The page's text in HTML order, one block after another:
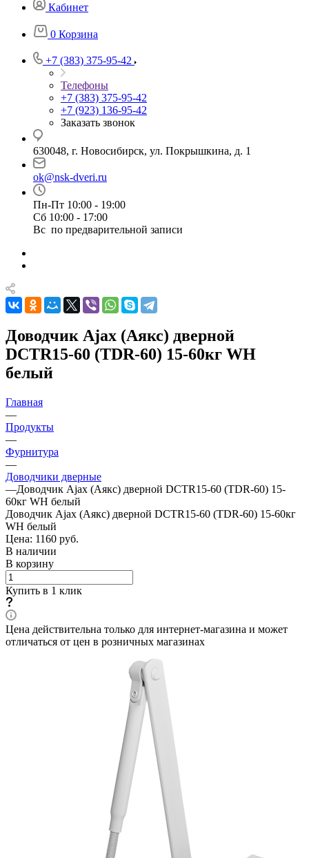
Кабинет
0 Корзина
+7 (383) 375-95-42
Телефоны
+7 (383) 375-95-42
+7 (923) 136-95-42
Заказать звонок
630048, г. Новосибирск, ул. Покрышкина, д. 1
ok@nsk-dveri.ru
Пн-Пт 10:00 - 19:00
Сб 10:00 - 17:00
Вс по предварительной записи
Доводчик Ajax (Аякс) дверной
DCTR15-60 (TDR-60) 15-60кг WH
белый
Главная
—
Продукты
—
Фурнитура
—
Доводчики дверные
—Доводчик Ajax (Аякс) дверной DCTR15-60 (TDR-60) 15-
60кг WH белый
Доводчик Ajax (Аякс) дверной DCTR15-60 (TDR-60) 15-60кг
WH белый
Цена: 1160 руб.
В наличии
В корзину
Купить в 1 клик
Цена действительна только для интернет-магазина и может
отличаться от цен в розничных магазинах